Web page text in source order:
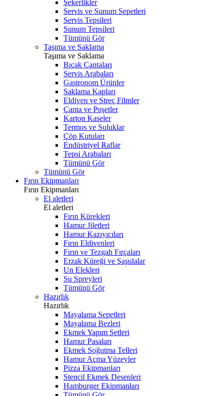
Şekerlikler
Servis ve Sunum Sepetleri
Servis Tepsileri
Sunum Tepsileri
Tümünü Gör
Taşıma ve Saklama
Taşıma ve Saklama
Bıçak Çantaları
Servis Arabaları
Gastronom Ürünler
Saklama Kapları
Eldiven ve Streç Filmler
Çanta ve Poşetler
Karton Kaseler
Termos ve Suluklar
Çöp Kutuları
Endüstriyel Raflar
Tepsi Arabaları
Tümünü Gör
Tümünü Gör
Fırın Ekipmanları
Fırın Ekipmanları
El aletleri
El aletleri
Fırın Kürekleri
Hamur Jiletleri
Hamur Kazıyıcıları
Fırın Eldivenleri
Fırın ve Tezgah Fırçaları
Erzak Küreği ve Şaşulalar
Un Elekleri
Su Spreyleri
Tümünü Gör
Hazırlık
Hazırlık
Mayalama Sepetleri
Mayalama Bezleri
Ekmek Yapım Setleri
Hamur Pasaları
Ekmek Soğutma Telleri
Hamur Açma Yüzeyler
Pizza Ekipmanları
Stencil Ekmek Desenleri
Hamburger Ekipmanları